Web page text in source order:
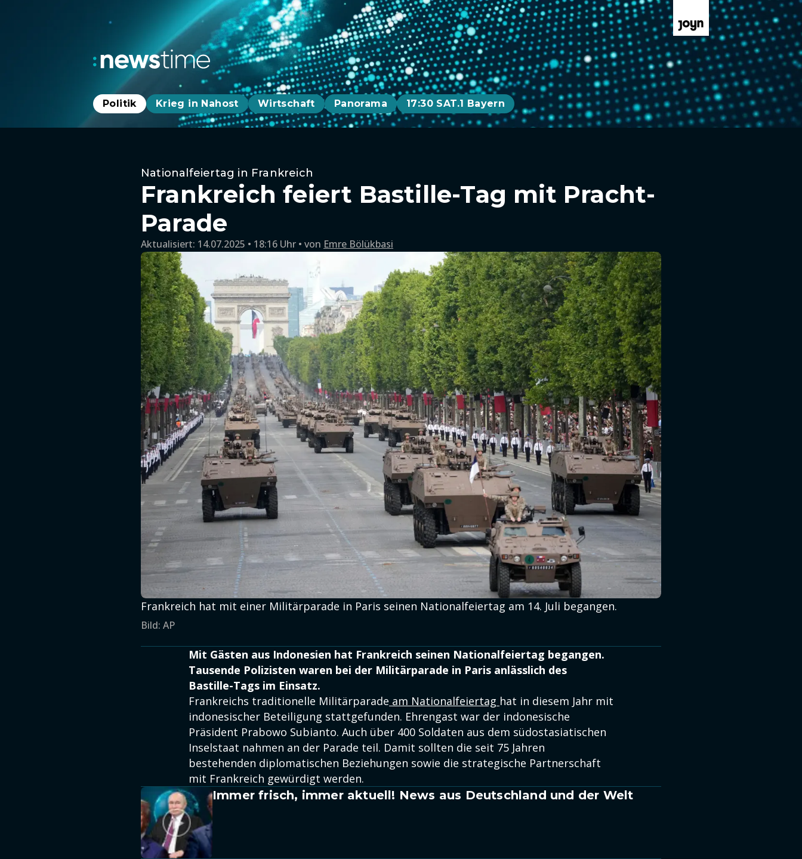
Politik Krieg in Nahost Wirtschaft Panorama 17:30 SAT.1 Bayern
Nationalfeiertag in Frankreich
Frankreich feiert Bastille-Tag mit Pracht-
Parade
Aktualisiert: 14.07.2025 • 18:16 Uhr von Emre Bölükbasi
Frankreich hat mit einer Militärparade in Paris seinen Nationalfeiertag am 14. Juli begangen.
Bild: AP
Mit Gästen aus Indonesien hat Frankreich seinen Nationalfeiertag begangen.
Tausende Polizisten waren bei der Militärparade in Paris anlässlich des
Bastille-Tags im Einsatz.
Frankreichs traditionelle Militärparade am Nationalfeiertag hat in diesem Jahr mit
indonesischer Beteiligung stattgefunden. Ehrengast war der indonesische
Präsident Prabowo Subianto. Auch über 400 Soldaten aus dem südostasiatischen
Inselstaat nahmen an der Parade teil. Damit sollten die seit 75 Jahren
bestehenden diplomatischen Beziehungen sowie die strategische Partnerschaft
mit Frankreich gewürdigt werden.
Immer frisch, immer aktuell! News aus Deutschland und der Welt